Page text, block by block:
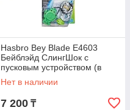
Hasbro Bey Blade E4603
Бейблэйд СлингШок с
пусковым устройством (в
ассортименте)
Нет в наличии
7 200 ₸